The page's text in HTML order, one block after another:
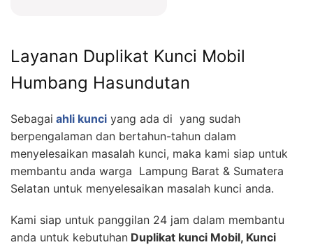
Layanan Duplikat Kunci Mobil
Humbang Hasundutan
Sebagai ahli kunci yang ada di yang sudah
berpengalaman dan bertahun-tahun dalam
menyelesaikan masalah kunci, maka kami siap untuk
membantu anda warga Lampung Barat & Sumatera
Selatan untuk menyelesaikan masalah kunci anda.
Kami siap untuk panggilan 24 jam dalam membantu
anda untuk kebutuhan Duplikat kunci Mobil, Kunci